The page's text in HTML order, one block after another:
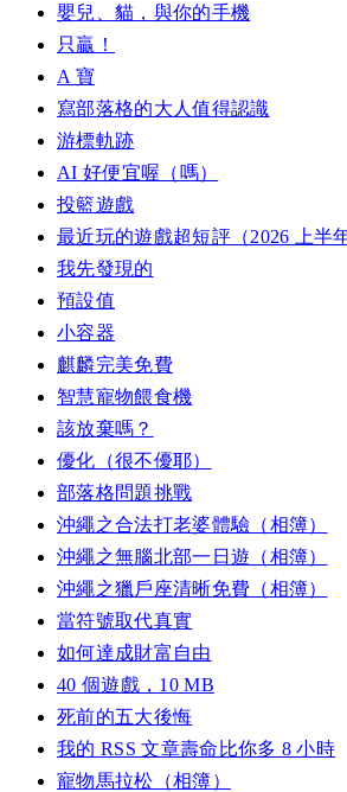
嬰兒、貓，與你的手機
只贏！
A 寶
寫部落格的大人值得認識
游標軌跡
AI 好便宜喔（嗎）
投籃遊戲
最近玩的遊戲超短評（2026 上半年
我先發現的
預設值
小容器
麒麟完美免費
智慧寵物餵食機
該放棄嗎？
優化（很不優耶）
部落格問題挑戰
沖繩之合法打老婆體驗（相簿）
沖繩之無腦北部一日遊（相簿）
沖繩之獵戶座清晰免費（相簿）
當符號取代真實
如何達成財富自由
40 個遊戲，10 MB
死前的五大後悔
我的 RSS 文章壽命比你多 8 小時
寵物馬拉松（相簿）